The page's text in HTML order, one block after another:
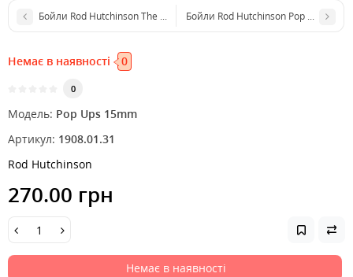
Бойли Rod Hutchinson The Force Food Bait Pop Ups 15mm
Бойли Rod Hutchinson Pop Ups Fruit
Немає в наявності 0
0
Модель: Pop Ups 15mm
Артикул: 1908.01.31
Rod Hutchinson
270.00 грн
Немає в наявності